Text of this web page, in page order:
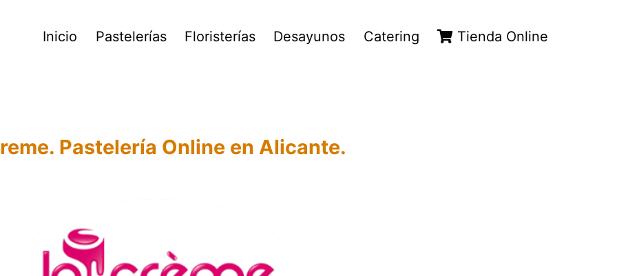
Inicio Pastelerías Floristerías Desayunos Catering Tienda Online
Pastelería Online en Alicante.